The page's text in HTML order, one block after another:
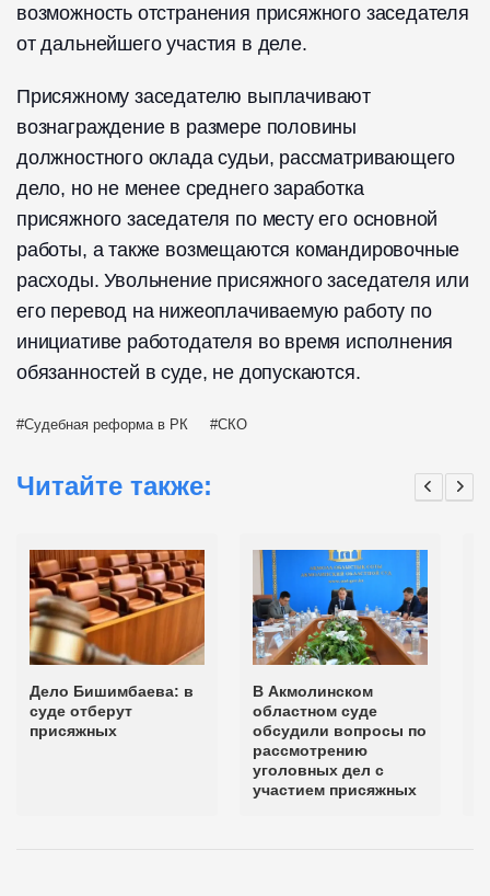
возможность отстранения присяжного заседателя
от дальнейшего участия в деле.
Присяжному заседателю выплачивают
вознаграждение в размере половины
должностного оклада судьи, рассматривающего
дело, но не менее среднего заработка
присяжного заседателя по месту его основной
работы, а также возмещаются командировочные
расходы. Увольнение присяжного заседателя или
его перевод на нижеоплачиваемую работу по
инициативе работодателя во время исполнения
обязанностей в суде, не допускаются.
Судебная реформа в РК СКО
Читайте также:
Дело Бишимбаева: в
суде отберут
присяжных
В Акмолинском
областном суде
обсудили вопросы по
рассмотрению
уголовных дел с
участием присяжных